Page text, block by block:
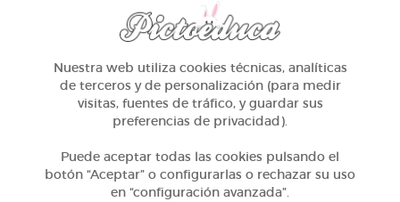
Nuestra web utiliza cookies técnicas, analíticas
de terceros y de personalización (para medir
visitas, fuentes de tráfico, y guardar sus
preferencias de privacidad).
Puede aceptar todas las cookies pulsando el
botón “Aceptar” o configurarlas o rechazar su uso
en “configuración avanzada”.